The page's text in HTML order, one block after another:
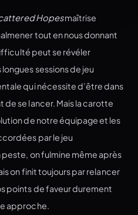
Hopesmaîtrise
tout en nous donnant
peut se révéler
sessions de jeu
qui nécessite d’être dans
se lancer. Mais la carotte
de notre équipage et les
par le jeu
on fulmine même après
on finit toujours par relancer
points de faveur durement
approche.